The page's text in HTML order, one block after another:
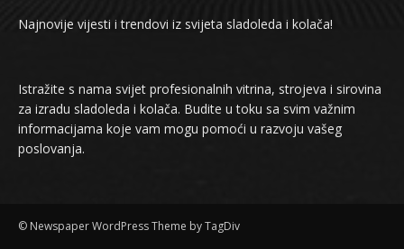
Najnovije vijesti i trendovi iz svijeta sladoleda i kolača!
Istražite s nama svijet profesionalnih vitrina, strojeva i sirovina
za izradu sladoleda i kolača. Budite u toku sa svim važnim
informacijama koje vam mogu pomoći u razvoju vašeg
poslovanja.
© Newspaper WordPress Theme by TagDiv